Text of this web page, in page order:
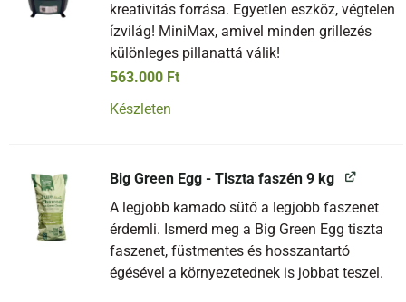
kreativitás forrása. Egyetlen eszköz, végtelen
ízvilág! MiniMax, amivel minden grillezés
különleges pillanattá válik!
563.000 Ft
Készleten
Big Green Egg - Tiszta faszén 9 kg
A legjobb kamado sütő a legjobb faszenet
érdemli. Ismerd meg a Big Green Egg tiszta
faszenet, füstmentes és hosszantartó
égésével a környezetednek is jobbat teszel.